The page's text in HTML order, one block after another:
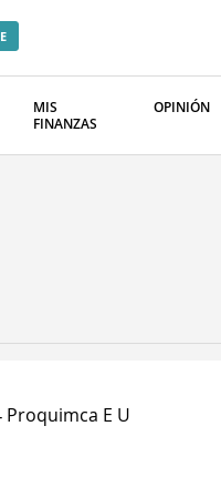
MIS
FINANZAS
OPINIÓN
Proquimca E U